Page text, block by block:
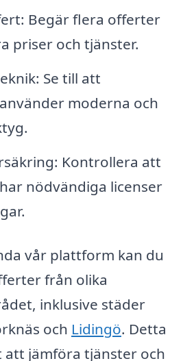
Begär flera offerter
priser och tjänster.
Se till att
moderna och
Kontrollera att
nödvändiga licenser
vår plattform kan du
från olika
inklusive städer
och Lidingö. Detta
att jämföra tjänster och